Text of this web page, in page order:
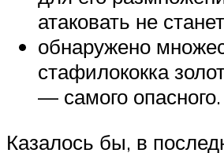
атаковать не
обнаружено
стафилококка
— самого опасного.
Казалось бы, в